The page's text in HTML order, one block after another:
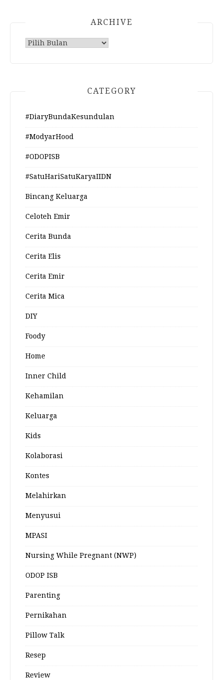
ARCHIVE
Archive
CATEGORY
#DiaryBundaKesundulan
#ModyarHood
#ODOPISB
#SatuHariSatuKaryaIIDN
Bincang Keluarga
Celoteh Emir
Cerita Bunda
Cerita Elis
Cerita Emir
Cerita Mica
DIY
Foody
Home
Inner Child
Kehamilan
Keluarga
Kids
Kolaborasi
Kontes
Melahirkan
Menyusui
MPASI
Nursing While Pregnant (NWP)
ODOP ISB
Parenting
Pernikahan
Pillow Talk
Resep
Review